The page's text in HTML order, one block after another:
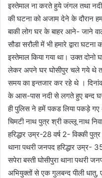
इस्तेमाल ना करते हुये जंगल तथा नदी
की घटना को अजाम देने के दौरान
बाकी लोग घर के बाहर आने- जाने
सौडा सरौली में भी हमारे द्वारा
इस्तेमाल किया गया था। उक्त
लेकर अपने घर घोसीपुर चले गये थे
समय का इन्तजार कर रहे थे ।
के आस-पास नदी से लगते हुए बन्द
ही पुलिस ने हमें पकड लिया पकड़े गए
चिमटी नाथ पुत्र श्री कल्लू नाथ
हरिद्धार उम्र-28 वर्ष 2- विक्की
थाना पथरी जनपद हरिद्धार उम्र-
सपेरा बस्ती घोसीपुरा थाना पथरी
अभियुक्तों से एक गुलबन्द पीली धातु,